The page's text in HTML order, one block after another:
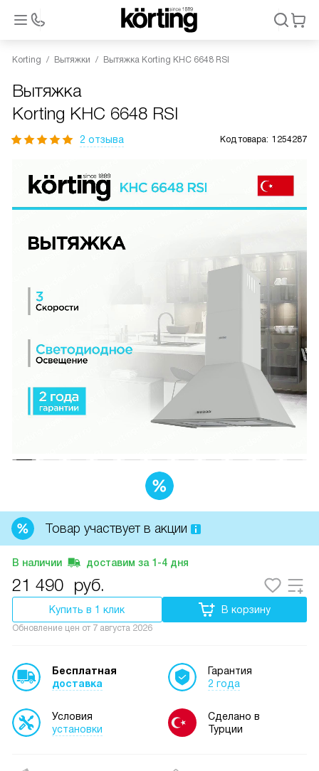
Korting Вытяжки Вытяжка Korting KHC 6648 RSI
Вытяжка
Korting KHC 6648 RSI
2 отзыва Код товара: 1254287
Товар участвует в акции
В наличии доставим за 1-4 дня
21 490 руб.
Купить в 1 клик В корзину
Обновление цен от 7 августа 2026
Бесплатная
доставка
Условия
установки
Гарантия
2 года
Сделано в
Турции